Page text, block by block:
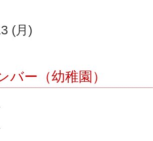
(月)
バー（幼稚園）